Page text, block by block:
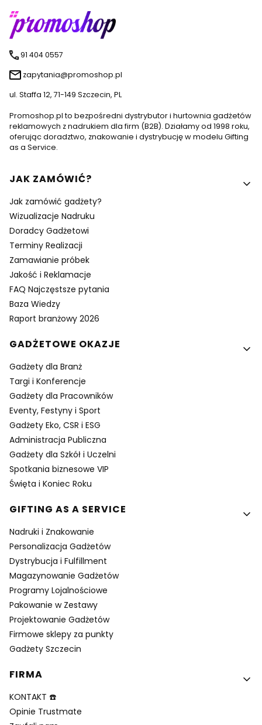
91 404 0557
zapytania@promoshop.pl
ul. Staffa 12, 71-149 Szczecin, PL
Promoshop.pl to bezpośredni dystrybutor i hurtownia gadżetów
reklamowych z nadrukiem dla firm (B2B). Działamy od 1998 roku,
oferując doradztwo, znakowanie i dystrybucję w modelu Gifting
as a Service.
Linki w stopce
JAK ZAMÓWIĆ?
Jak zamówić gadżety?
Wizualizacje Nadruku
Doradcy Gadżetowi
Terminy Realizacji
Zamawianie próbek
Jakość i Reklamacje
FAQ Najczęstsze pytania
Baza Wiedzy
Raport branżowy 2026
GADŻETOWE OKAZJE
Gadżety dla Branż
Targi i Konferencje
Gadżety dla Pracowników
Eventy, Festyny i Sport
Gadżety Eko, CSR i ESG
Administracja Publiczna
Gadżety dla Szkół i Uczelni
Spotkania biznesowe VIP
Święta i Koniec Roku
GIFTING AS A SERVICE
Nadruki i Znakowanie
Personalizacja Gadżetów
Dystrybucja i Fulfillment
Magazynowanie Gadżetów
Programy Lojalnościowe
Pakowanie w Zestawy
Projektowanie Gadżetów
Firmowe sklepy za punkty
Gadżety Szczecin
FIRMA
KONTAKT ☎️
Opinie Trustmate